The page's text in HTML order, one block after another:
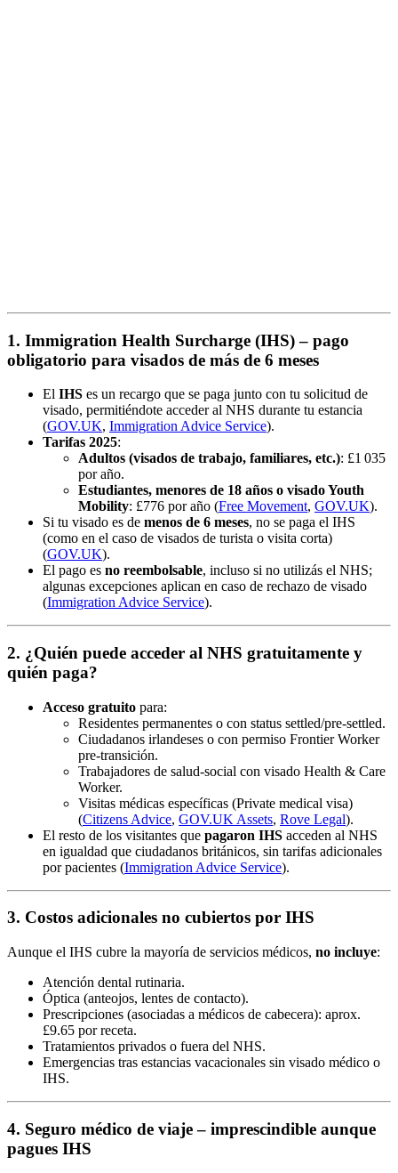
1. Immigration Health Surcharge (IHS) – pago
obligatorio para visados de más de 6 meses
El IHS es un recargo que se paga junto con tu solicitud de
visado, permitiéndote acceder al NHS durante tu estancia
(GOV.UK, Immigration Advice Service).
Tarifas 2025:
Adultos (visados de trabajo, familiares, etc.): £1 035
por año.
Estudiantes, menores de 18 años o visado Youth
Mobility: £776 por año (Free Movement, GOV.UK).
Si tu visado es de menos de 6 meses, no se paga el IHS
(como en el caso de visados de turista o visita corta)
(GOV.UK).
El pago es no reembolsable, incluso si no utilizás el NHS;
algunas excepciones aplican en caso de rechazo de visado
(Immigration Advice Service).
2. ¿Quién puede acceder al NHS gratuitamente y
quién paga?
Acceso gratuito para:
Residentes permanentes o con status settled/pre‑settled.
Ciudadanos irlandeses o con permiso Frontier Worker
pre-transición.
Trabajadores de salud‑social con visado Health & Care
Worker.
Visitas médicas específicas (Private medical visa)
(Citizens Advice, GOV.UK Assets, Rove Legal).
El resto de los visitantes que pagaron IHS acceden al NHS
en igualdad que ciudadanos británicos, sin tarifas adicionales
por pacientes (Immigration Advice Service).
3. Costos adicionales no cubiertos por IHS
Aunque el IHS cubre la mayoría de servicios médicos, no incluye:
Atención dental rutinaria.
Óptica (anteojos, lentes de contacto).
Prescripciones (asociadas a médicos de cabecera): aprox.
£9.65 por receta.
Tratamientos privados o fuera del NHS.
Emergencias tras estancias vacacionales sin visado médico o
IHS.
4. Seguro médico de viaje – imprescindible aunque
pagues IHS